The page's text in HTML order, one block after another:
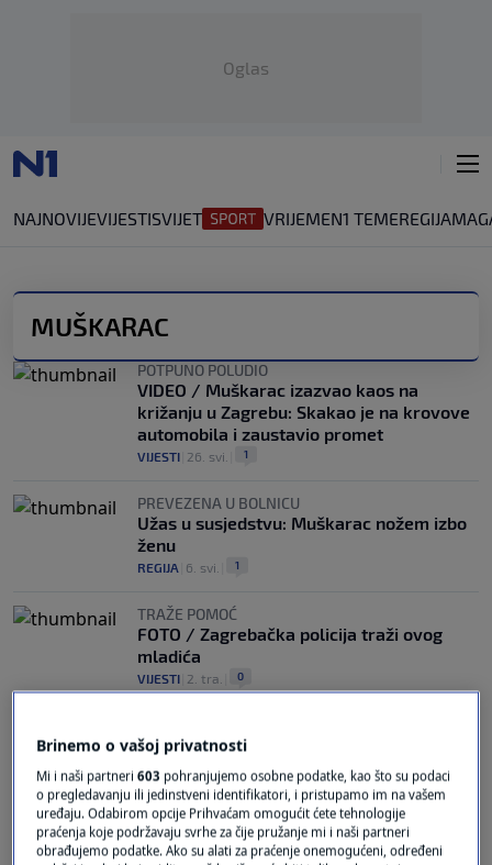
Oglas
NAJNOVIJEVIJESTISVIJET VRIJEMEN1 TEMEREGIJA
MUŠKARAC
POTPUNO POLUDIO
VIDEO / Muškarac izazvao kaos na
križanju u Zagrebu: Skakao je na krovove
automobila i zaustavio promet
VIJESTI 26. svi. 1
PREVEZENA U BOLNICU
Užas u susjedstvu: Muškarac nožem izbo
ženu
REGIJA 6. svi. 1
TRAŽE POMOĆ
FOTO / Zagrebačka policija traži ovog
mladića
VIJESTI 2. tra. 0
Oglas
Brinemo o vašoj privatnosti
Mi i naši partneri603 pohranjujemo osobne podatke, kao što su podaci
o pregledavanju ili jedinstveni identifikatori, i pristupamo im na vašem
uređaju. Odabirom opcije Prihvaćam omogućit ćete tehnologije
praćenja koje podržavaju svrhe za čije pružanje mi i naši partneri
obrađujemo podatke. Ako su alati za praćenje onemogućeni, određeni